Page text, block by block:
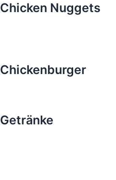
Chicken Nuggets
Chickenburger
Getränke